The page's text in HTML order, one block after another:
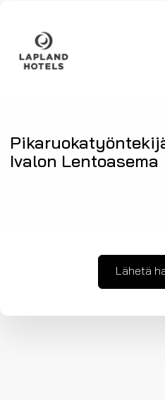
Ivalon Lentoasema